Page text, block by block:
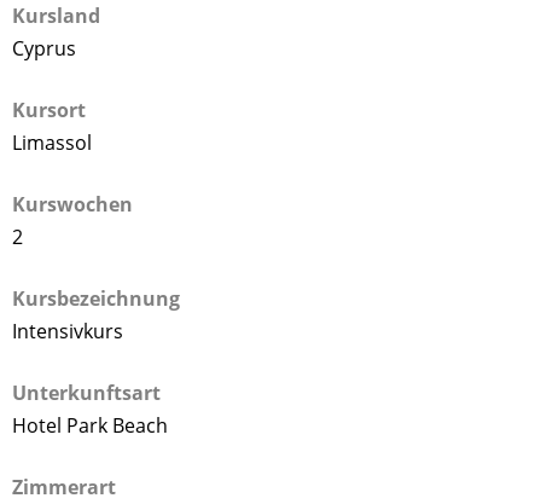
Kursland
Cyprus
Kursort
Limassol
Kurswochen
2
Kursbezeichnung
Intensivkurs
Unterkunftsart
Hotel Park Beach
Zimmerart